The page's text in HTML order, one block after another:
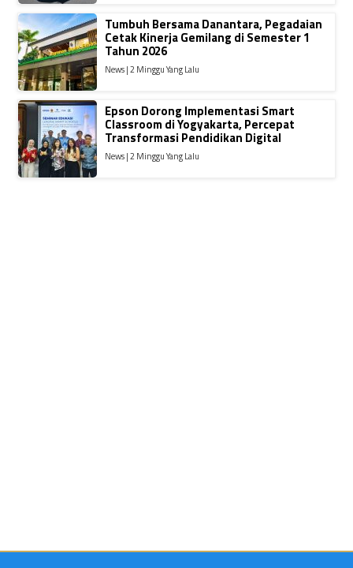
Tumbuh Bersama Danantara, Pegadaian
Cetak Kinerja Gemilang di Semester 1
Tahun 2026
News | 2 Minggu Yang Lalu
Epson Dorong Implementasi Smart
Classroom di Yogyakarta, Percepat
Transformasi Pendidikan Digital
News | 2 Minggu Yang Lalu